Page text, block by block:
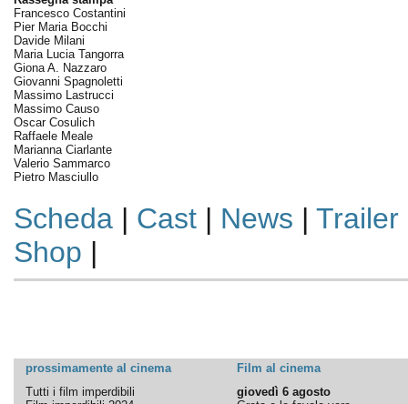
Francesco Costantini
Pier Maria Bocchi
Davide Milani
Maria Lucia Tangorra
Giona A. Nazzaro
Giovanni Spagnoletti
Massimo Lastrucci
Massimo Causo
Oscar Cosulich
Raffaele Meale
Marianna Ciarlante
Valerio Sammarco
Pietro Masciullo
Scheda| Cast| News | Trailer
Shop |
prossimamente al cinema
Film al cinema
Tutti i film imperdibili
giovedì 6 agosto